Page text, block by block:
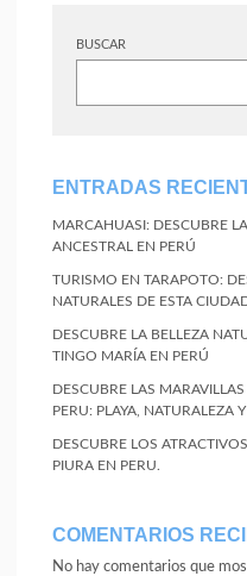
BUSCAR
ENTRADAS
MARCAHUASI: DESCUBRE
ANCESTRAL EN PERÚ
TURISMO EN TARAPOTO:
NATURALES DE ESTA
DESCUBRE LA BELLEZA
TINGO MARÍA EN PERÚ
DESCUBRE LAS
PERU: PLAYA, NATURALEZA
DESCUBRE LOS
PIURA EN PERU.
COMENTARIOS
No hay comentarios que